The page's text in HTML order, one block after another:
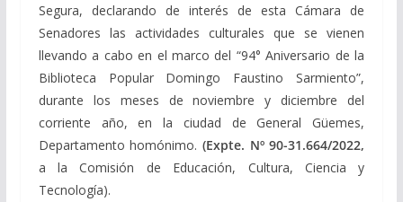
Segura, declarando de interés de esta Cámara de
Senadores las actividades culturales que se vienen
llevando a cabo en el marco del “94° Aniversario de la
Biblioteca Popular Domingo Faustino Sarmiento”,
durante los meses de noviembre y diciembre del
corriente año, en la ciudad de General Güemes,
Departamento homónimo. (Expte. Nº 90-31.664/2022,
a la Comisión de Educación, Cultura, Ciencia y
Tecnología).